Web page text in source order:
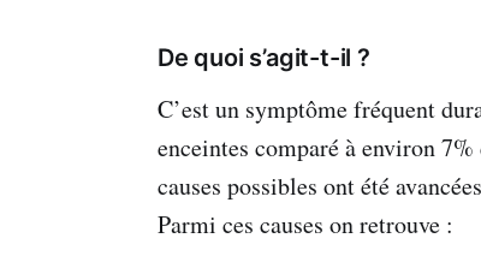
De quoi s’agit-t-il ?
C’est un symptôme fréquent
enceintes comparé à environ
causes possibles ont été
Parmi ces causes on retrouve :